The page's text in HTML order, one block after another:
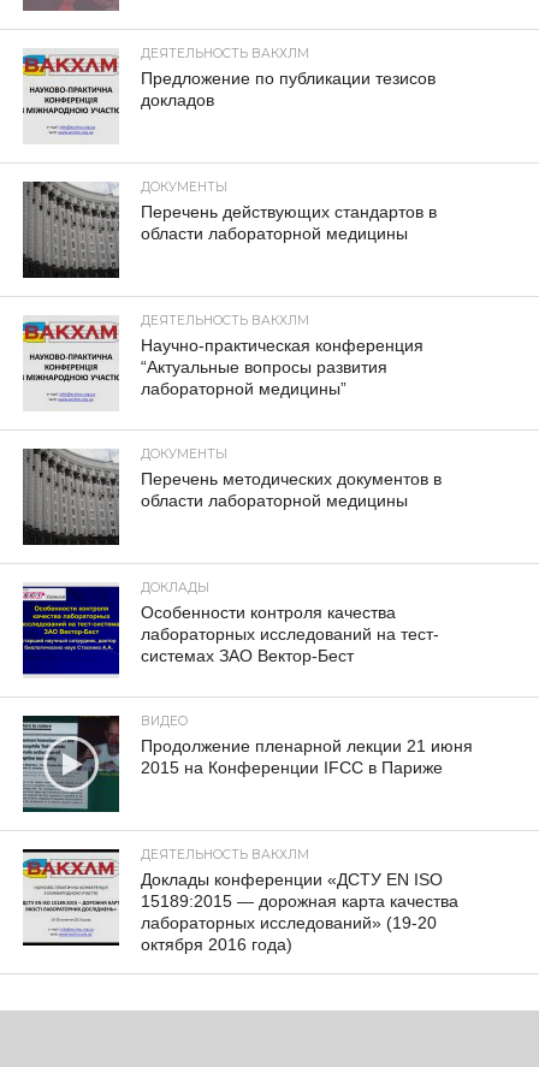
ДЕЯТЕЛЬНОСТЬ ВАКХЛМ
Предложение по публикации тезисов
докладов
ДОКУМЕНТЫ
Перечень действующих стандартов в
области лабораторной медицины
ДЕЯТЕЛЬНОСТЬ ВАКХЛМ
Научно-практическая конференция
“Актуальные вопросы развития
лабораторной медицины”
ДОКУМЕНТЫ
Перечень методических документов в
области лабораторной медицины
ДОКЛАДЫ
Особенности контроля качества
лабораторных исследований на тест-
системах ЗАО Вектор-Бест
ВИДЕО
Продолжение пленарной лекции 21 июня
2015 на Конференции IFCC в Париже
ДЕЯТЕЛЬНОСТЬ ВАКХЛМ
Доклады конференции «ДСТУ EN ISO
15189:2015 — дорожная карта качества
лабораторных исследований» (19-20
октября 2016 года)